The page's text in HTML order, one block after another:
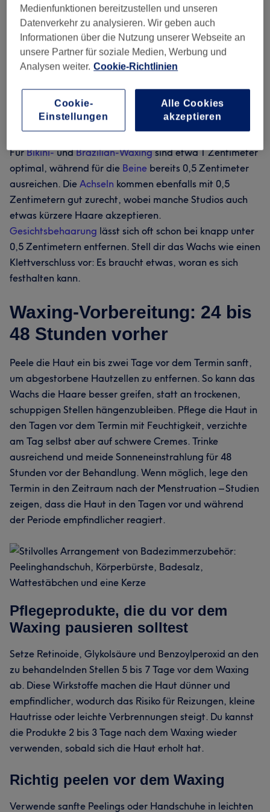
lang, wird die Behandlung unangenehmer und das
Ergebnis ungleichmäßig, weil die Haare eher abknicken
oder abbrechen, statt sauber an der Wurzel entfernt zu
werden.
FürBikini-undBrazilian-Waxingsind etwa 1 Zentimeter
optimal, während für die Beine bereits 0,5 Zentimeter
ausreichen. Die Achseln kommen ebenfalls mit 0,5
Zentimetern gut zurecht, wobei manche Studios auch
etwas kürzere Haare akzeptieren.
Gesichtsbehaarung lässt sich oft schon bei knapp unter
0,5 Zentimetern entfernen. Stell dir das Wachs wie einen
Klettverschluss vor: Es braucht etwas, woran es sich
festhalten kann.
Waxing-Vorbereitung: 24 bis
48 Stunden vorher
Peele die Haut ein bis zwei Tage vor dem Termin sanft,
um abgestorbene Hautzellen zu entfernen. So kann das
Wachs die Haare besser greifen, statt an trockenen,
schuppigen Stellen hängenzubleiben. Pflege die Haut in
den Tagen vor dem Termin mit Feuchtigkeit, verzichte
am Tag selbst aber auf schwere Cremes. Trinke
ausreichend und meide Sonneneinstrahlung für 48
Stunden vor der Behandlung. Wenn möglich, lege den
Termin in den Zeitraum nach der Menstruation – Studien
zeigen, dass die Haut in den Tagen vor und während
der Periode empfindlicher reagiert.
Pflegeprodukte, die du vor dem
Waxing pausieren solltest
Setze Retinoide, Glykolsäure und Benzoylperoxid an den
zu behandelnden Stellen 5 bis 7 Tage vor dem Waxing
ab. Diese Wirkstoffe machen die Haut dünner und
empfindlicher, wodurch das Risiko für Reizungen, kleine
Hautrisse oder leichte Verbrennungen steigt. Du kannst
die Produkte 2 bis 3 Tage nach dem Waxing wieder
verwenden, sobald sich die Haut erholt hat.
Richtig peelen vor dem Waxing
Verwende sanfte Peelings oder Handschuhe in leichten
Medienfunktionen bereitzustellen und unseren
Datenverkehr zu analysieren. Wir geben auch
Informationen über die Nutzung unserer Webseite an
unsere Partner für soziale Medien, Werbung und
Analysen weiter. Cookie-Richtlinien
Alle Cookies
akzeptieren
Cookie-
Einstellungen